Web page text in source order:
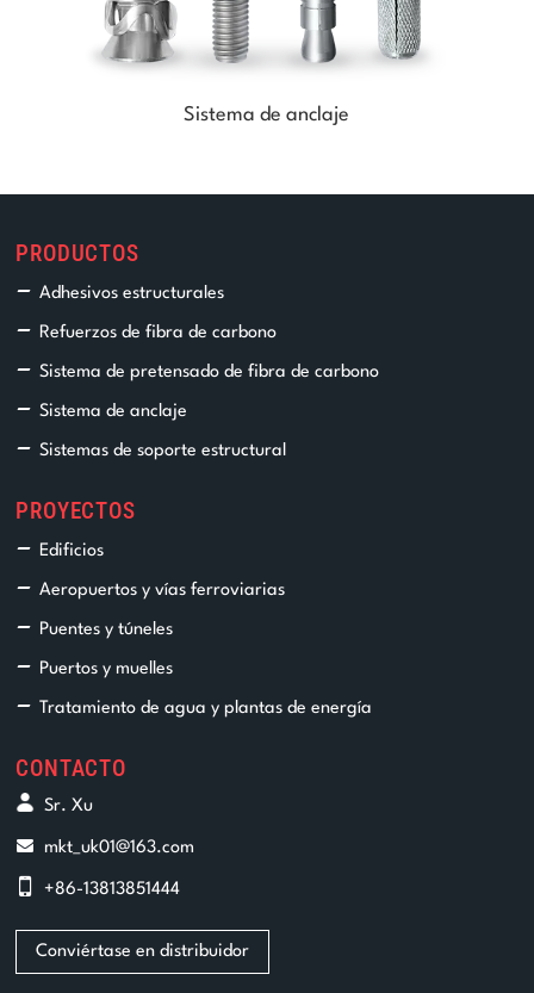
Sistema de anclaje
PRODUCTOS
Adhesivos estructurales
Refuerzos de fibra de carbono
Sistema de pretensado de fibra de carbono
Sistema de anclaje
Sistemas de soporte estructural
PROYECTOS
Edificios
Aeropuertos y vías ferroviarias
Puentes y túneles
Puertos y muelles
Tratamiento de agua y plantas de energía
CONTACTO
Sr. Xu
mkt_uk01@163.com
+86-13813851444
Conviértase en distribuidor